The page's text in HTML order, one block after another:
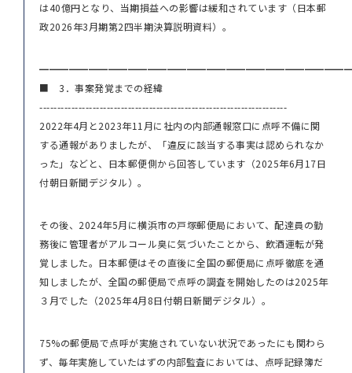
は40億円となり、当期損益への影響は緩和されています（日本郵
政2026年3月期第2四半期決算説明資料）。
■ 3．事案発覚までの経緯
----------------------------------------------------------------------
2022年4月と2023年11月に社内の内部通報窓口に点呼不備に関
する通報がありましたが、「違反に該当する事実は認められなか
った」などと、日本郵便側から回答しています（2025年6月17日
付朝日新聞デジタル）。
その後、2024年5月に横浜市の戸塚郵便局において、配達員の勤
務後に管理者がアルコール臭に気づいたことから、飲酒運転が発
覚しました。日本郵便はその直後に全国の郵便局に点呼徹底を通
知しましたが、全国の郵便局で点呼の調査を開始したのは2025年
３月でした（2025年4月8日付朝日新聞デジタル）。
75%の郵便局で点呼が実施されていない状況であったにも関わら
ず、毎年実施していたはずの内部監査においては、点呼記録簿だ